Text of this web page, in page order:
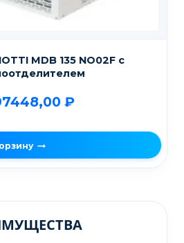
MDB 135 NO02F с
₽